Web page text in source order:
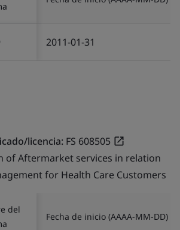
2011-01-31
licencia: FS 608505
of Aftermarket services in relation
for Health Care Customers
del
Fecha de inicio (AAAA-MM-DD)